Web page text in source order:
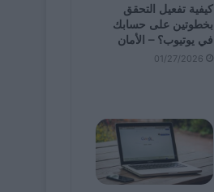
كيفية تفعيل التحقق
بخطوتين على حسابك
في يوتيوب؟ – الأمان
01/27/2026